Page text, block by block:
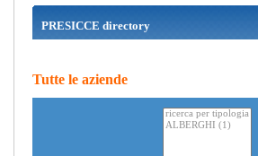
PRESICCE directory
Tutte le aziende